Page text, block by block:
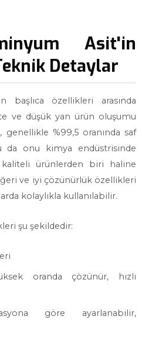
Asit'in
Detaylar
başlıca özellikleri arasında
ve düşük yan ürün oluşumu
genellikle %99,5 oranında saf
da onu kimya endüstrisinde
ürünlerden biri haline
ve iyi çözünürlük özellikleri
kolaylıkla kullanılabilir.
şu şekildedir:
oranda çözünür, hızlı
göre ayarlanabilir,